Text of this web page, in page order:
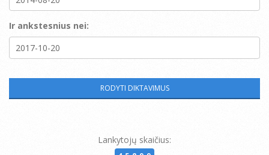
Ir ankstesnius nei:
Lankytojų skaičius: